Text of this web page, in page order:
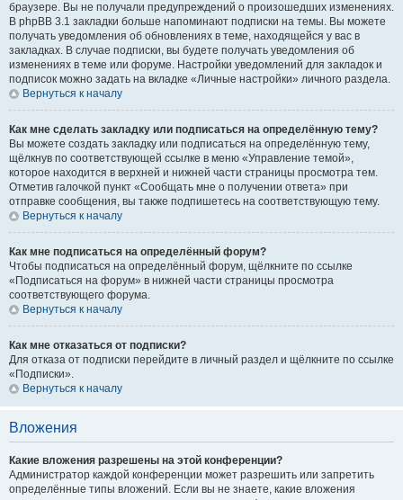
браузере. Вы не получали предупреждений о произошедших изменениях.
В phpBB 3.1 закладки больше напоминают подписки на темы. Вы можете
получать уведомления об обновлениях в теме, находящейся у вас в
закладках. В случае подписки, вы будете получать уведомления об
изменениях в теме или форуме. Настройки уведомлений для закладок и
подписок можно задать на вкладке «Личные настройки» личного раздела.
Вернуться к началу
Как мне сделать закладку или подписаться на определённую тему?
Вы можете создать закладку или подписаться на определённую тему,
щёлкнув по соответствующей ссылке в меню «Управление темой»,
которое находится в верхней и нижней части страницы просмотра тем.
Отметив галочкой пункт «Сообщать мне о получении ответа» при
отправке сообщения, вы также подпишетесь на соответствующую тему.
Вернуться к началу
Как мне подписаться на определённый форум?
Чтобы подписаться на определённый форум, щёлкните по ссылке
«Подписаться на форум» в нижней части страницы просмотра
соответствующего форума.
Вернуться к началу
Как мне отказаться от подписки?
Для отказа от подписки перейдите в личный раздел и щёлкните по ссылке
«Подписки».
Вернуться к началу
Вложения
Какие вложения разрешены на этой конференции?
Администратор каждой конференции может разрешить или запретить
определённые типы вложений. Если вы не знаете, какие вложения